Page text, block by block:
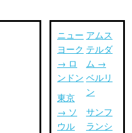
ニュー
ヨーク
→ ロ
ンドン
東京
→ ソ
ウル
アムス
テルダ
ム →
ベルリ
ン
サンフ
ランシ